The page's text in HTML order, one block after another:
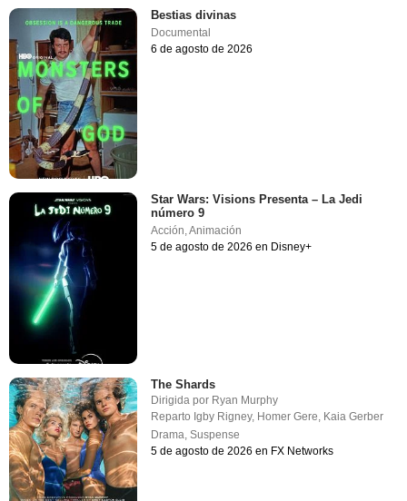
Bestias divinas
Documental
6 de agosto de 2026
Star Wars: Visions Presenta – La Jedi
número 9
Acción,Animación
5 de agosto de 2026 en Disney+
The Shards
Dirigida por Ryan Murphy
Reparto Igby Rigney, Homer Gere Kaia Gerber
Drama ,Suspense
5 de agosto de 2026 en FX Networks